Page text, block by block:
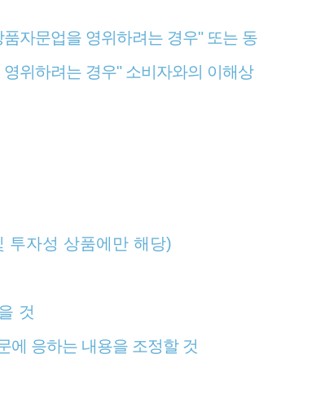
자문업을 영위하려는 경우" 또는 동
위하려는 경우" 소비자와의 이해상
투자성 상품에만 해당)
것
에 응하는 내용을 조정할 것